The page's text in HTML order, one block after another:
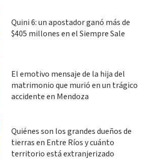
Quini 6: un apostador ganó más de
$405 millones en el Siempre Sale
El emotivo mensaje de la hija del
matrimonio que murió en un trágico
accidente en Mendoza
Quiénes son los grandes dueños de
tierras en Entre Ríos y cuánto
territorio está extranjerizado